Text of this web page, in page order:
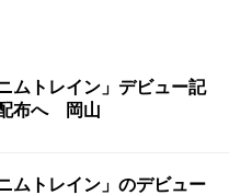
ムトレイン」デビュー記
布へ 岡山
ムトレイン」のデビュー